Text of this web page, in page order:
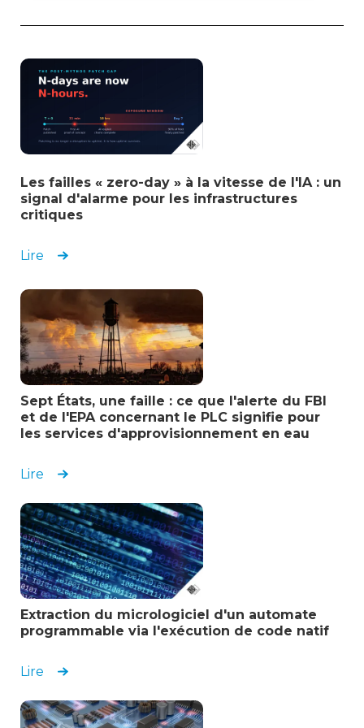
impact organisationnel
Responsable informatique
Gouvernement fédéral
environnements industriels complexes
Responsable de la sécurité informatique et de la
Transport
Assistance exceptionnelle et excellente
facilité d'utilisation pour la détection et la
réponse automatisées
Responsable ingénierie
Énergie et services publics
Les failles « zero-day » à la vitesse de l'IA : un
signal d'alarme pour les infrastructures
critiques
Lire
Sept États, une faille : ce que l'alerte du FBI
et de l'EPA concernant le PLC signifie pour
les services d'approvisionnement en eau
Lire
Extraction du micrologiciel d'un automate
programmable via l'exécution de code natif
Lire